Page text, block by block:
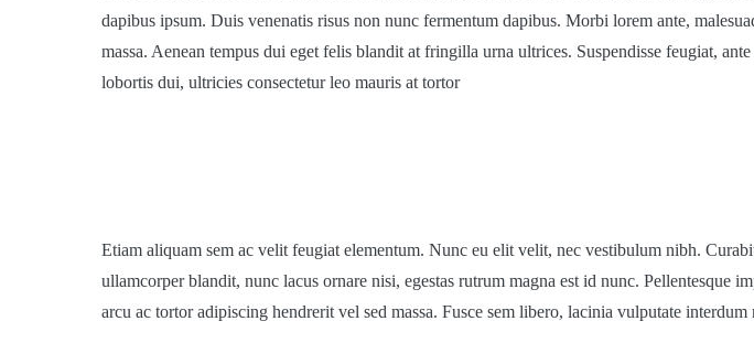
dapibus ipsum. Duis venenatis risus non nunc fermentum dapibus. Morbi lorem ante,
massa. Aenean tempus dui eget felis blandit at fringilla urna ultrices. Suspendisse feugiat,
lobortis dui, ultricies consectetur leo mauris at tortor
Etiam aliquam sem ac velit feugiat elementum. Nunc eu elit velit, nec vestibulum nibh.
ullamcorper blandit, nunc lacus ornare nisi, egestas rutrum magna est id nunc. Pellentesque
arcu ac tortor adipiscing hendrerit vel sed massa. Fusce sem libero, lacinia vulputate